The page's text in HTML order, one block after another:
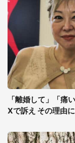
「離婚して」「痛
Xで訴え その理由